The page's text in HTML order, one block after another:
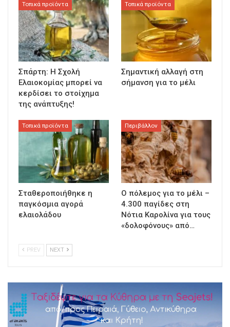
Τοπικά προϊόντα
Σπάρτη: Η Σχολή
Ελαιοκομίας μπορεί να
κερδίσει το στοίχημα
της ανάπτυξης!
Τοπικά προϊόντα
Σημαντική αλλαγή στη
σήμανση για το μέλι
Τοπικά προϊόντα
Σταθεροποιήθηκε η
παγκόσμια αγορά
ελαιολάδου
Περιβάλλον
Ο πόλεμος για το μέλι –
4.300 παγίδες στη
Νότια Καρολίνα για τους
«δολοφόνους» από…
PREV NEXT